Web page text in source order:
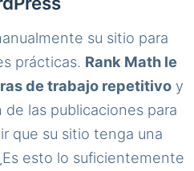
su sitio para
prácticas. Rank Math le
de trabajo repetitivoy
las publicaciones para
que su sitio tenga una
esto lo suficientemente